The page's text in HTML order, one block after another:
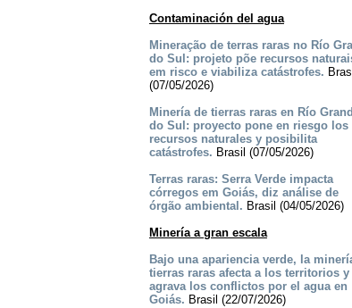
Contaminación del agua
Mineração de terras raras no Río
do Sul: projeto põe recursos
em risco e viabiliza catástrofes.
(07/05/2026)
Minería de tierras raras en Río
do Sul: proyecto pone en riesgo los
recursos naturales y posibilita
catástrofes. Brasil (07/05/2026)
Terras raras: Serra Verde impacta
córregos em Goiás, diz análise de
órgão ambiental. Brasil (04/05/2026)
Minería a gran escala
Bajo una apariencia verde, la
tierras raras afecta a los territorios y
agrava los conflictos por el agua en
Goiás. Brasil (22/07/2026)